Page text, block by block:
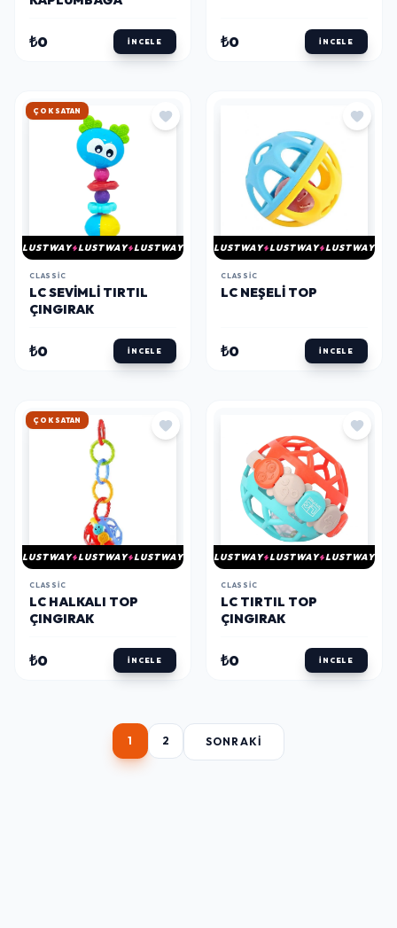
₺0 İNCELE ₺0 İNCELE
HIZLI KARGO
LUSTWAY LUSTWAY LUSTWAY
CLASSIC
LC SEVIMLI TIRTIL
ÇINGIRAK
₺0 İNCELE
LUSTWAY LUSTWAY LUSTWAY
CLASSIC
LC NEŞELI TOP
₺0 İNCELE
HIZLI KARGO
LUSTWAY LUSTWAY LUSTWAY
CLASSIC
LC HALKALI TOP
ÇINGIRAK
₺0 İNCELE
LUSTWAY LUSTWAY LUSTWAY
CLASSIC
LC TIRTIL TOP
ÇINGIRAK
₺0 İNCELE
1 2 SONRAKI